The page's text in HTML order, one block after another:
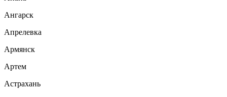
Ангарск
Апрелевка
Армянск
Артем
Астрахань